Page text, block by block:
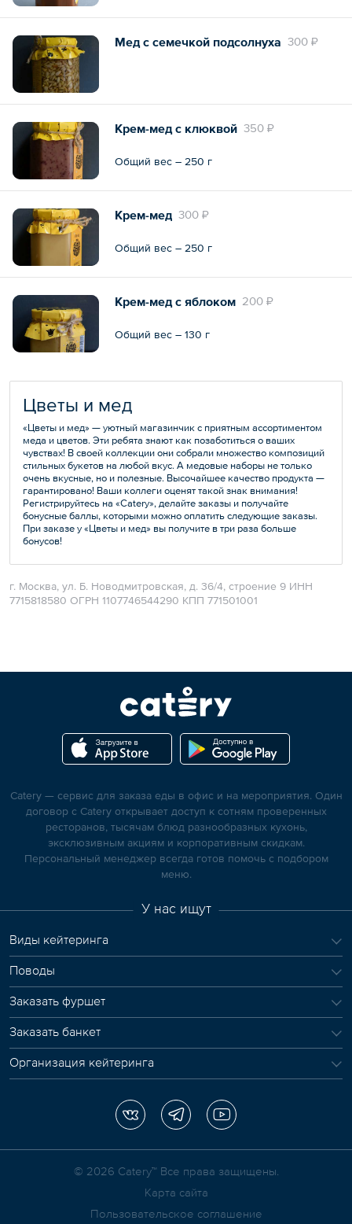
300 ₽
Мед с семечкой подсолнуха
350 ₽
Крем-мед с клюквой
Общий вес – 250 г
300 ₽
Крем-мед
Общий вес – 250 г
200 ₽
Крем-мед с яблоком
Общий вес – 130 г
Цветы и мед
«Цветы и мед» — уютный магазинчик с приятным ассортиментом
меда и цветов. Эти ребята знают как позаботиться о ваших
чувствах! В своей коллекции они собрали множество композиций
стильных букетов на любой вкус. А медовые наборы не только
очень вкусные, но и полезные. Высочайшее качество продукта —
гарантировано! Ваши коллеги оценят такой знак внимания!
Регистрируйтесь на «Catery», делайте заказы и получайте
бонусные баллы, которыми можно оплатить следующие заказы.
При заказе у «Цветы и мед» вы получите в три раза больше
бонусов!
г. Москва, ул. Б. Новодмитровская, д. 36/4, строение 9 ИНН
7715818580 ОГРН 1107746544290 КПП 771501001
Catery — сервис для заказа еды в офис и на мероприятия. Один
договор с Catery открывает доступ к сотням проверенных
ресторанов, тысячам блюд разнообразных кухонь,
эксклюзивным акциям и корпоративным скидкам.
Персональный менеджер всегда готов помочь с подбором
меню.
У нас ищут
Виды кейтеринга
Поводы
Заказать фуршет
Заказать банкет
Организация кейтеринга
© 2026 Сatery™ Все права защищены.
Карта сайта
Пользовательское соглашение